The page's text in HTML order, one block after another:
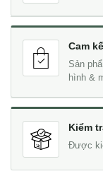
Cam
Sản
hình &
Kiểm
Được